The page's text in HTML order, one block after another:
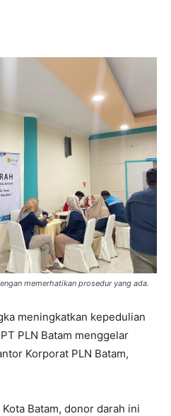
memerhatikan prosedur yang ada.
meningkatkan kepedulian
PLN Batam menggelar
Korporat PLN Batam,
Batam, donor darah ini